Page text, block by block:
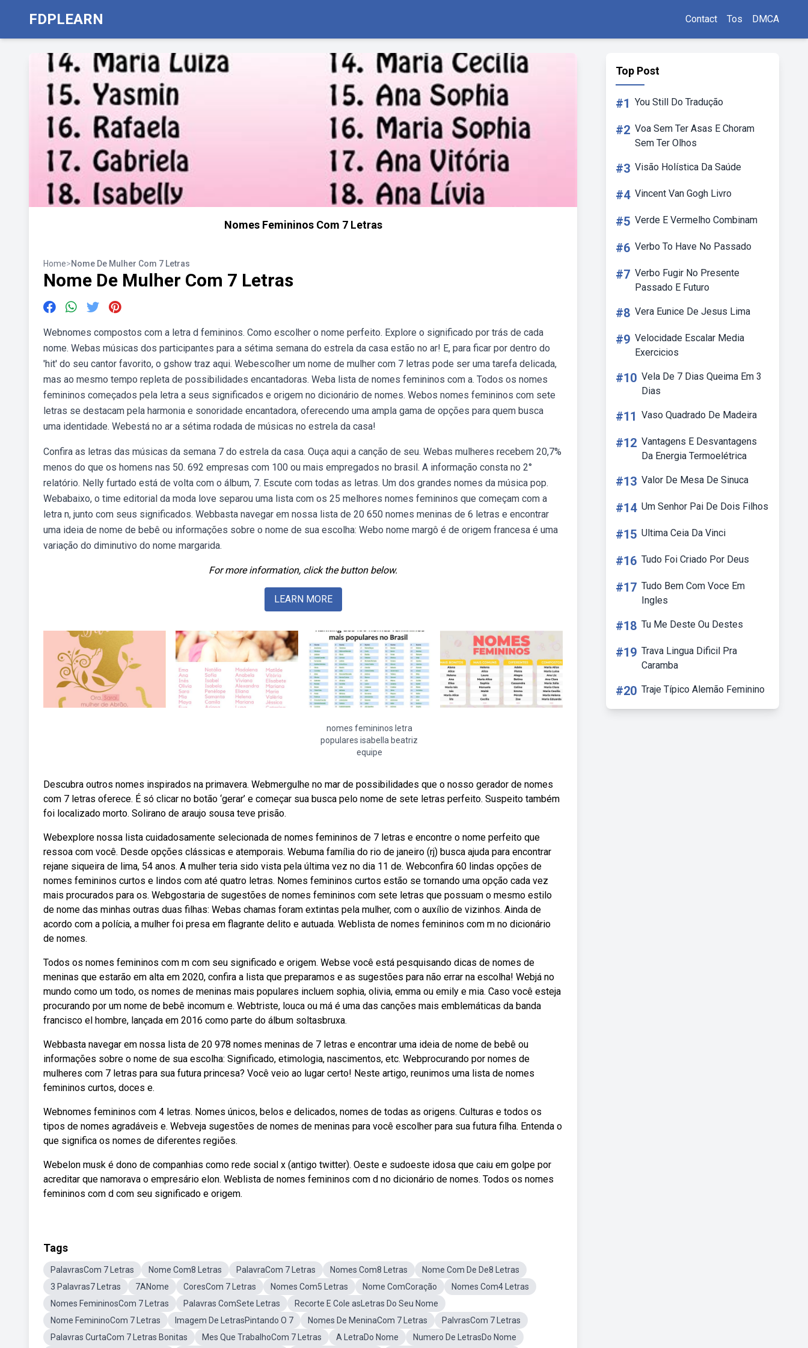
FDPLEARN Contact Tos DMCA
Nomes Femininos Com 7 Letras
Home>Nome De Mulher Com 7 Letras
Nome De Mulher Com 7 Letras
Webnomes compostos com a letra d femininos. Como escolher o nome perfeito. Explore o significado por trás de cada
nome. Webas músicas dos participantes para a sétima semana do estrela da casa estão no ar! E, para ficar por dentro do
'hit' do seu cantor favorito, o gshow traz aqui. Webescolher um nome de mulher com 7 letras pode ser uma tarefa delicada,
mas ao mesmo tempo repleta de possibilidades encantadoras. Weba lista de nomes femininos com a. Todos os nomes
femininos começados pela letra a seus significados e origem no dicionário de nomes. Webos nomes femininos com sete
letras se destacam pela harmonia e sonoridade encantadora, oferecendo uma ampla gama de opções para quem busca
uma identidade. Webestá no ar a sétima rodada de músicas no estrela da casa!
Confira as letras das músicas da semana 7 do estrela da casa. Ouça aqui a canção de seu. Webas mulheres recebem 20,7%
menos do que os homens nas 50. 692 empresas com 100 ou mais empregados no brasil. A informação consta no 2°
relatório. Nelly furtado está de volta com o álbum, 7. Escute com todas as letras. Um dos grandes nomes da música pop.
Webabaixo, o time editorial da moda love separou uma lista com os 25 melhores nomes femininos que começam com a
letra n, junto com seus significados. Webbasta navegar em nossa lista de 20 650 nomes meninas de 6 letras e encontrar
uma ideia de nome de bebê ou informações sobre o nome de sua escolha: Webo nome margô é de origem francesa é uma
variação do diminutivo do nome margarida.
For more information, click the button below.
LEARN MORE
nomes femininos letra
populares isabella beatriz
equipe
Descubra outros nomes inspirados na primavera. Webmergulhe no mar de possibilidades que o nosso gerador de nomes
com 7 letras oferece. É só clicar no botão ‘gerar’ e começar sua busca pelo nome de sete letras perfeito. Suspeito também
foi localizado morto. Solirano de araujo sousa teve prisão.
Webexplore nossa lista cuidadosamente selecionada de nomes femininos de 7 letras e encontre o nome perfeito que
ressoa com você. Desde opções clássicas e atemporais. Webuma família do rio de janeiro (rj) busca ajuda para encontrar
rejane siqueira de lima, 54 anos. A mulher teria sido vista pela última vez no dia 11 de. Webconfira 60 lindas opções de
nomes femininos curtos e lindos com até quatro letras. Nomes femininos curtos estão se tornando uma opção cada vez
mais procurados para os. Webgostaria de sugestões de nomes femininos com sete letras que possuam o mesmo estilo
de nome das minhas outras duas filhas: Webas chamas foram extintas pela mulher, com o auxílio de vizinhos. Ainda de
acordo com a polícia, a mulher foi presa em flagrante delito e autuada. Weblista de nomes femininos com m no dicionário
de nomes.
Todos os nomes femininos com m com seu significado e origem. Webse você está pesquisando dicas de nomes de
meninas que estarão em alta em 2020, confira a lista que preparamos e as sugestões para não errar na escolha! Webjá no
mundo como um todo, os nomes de meninas mais populares incluem sophia, olivia, emma ou emily e mia. Caso você esteja
procurando por um nome de bebê incomum e. Webtriste, louca ou má é uma das canções mais emblemáticas da banda
francisco el hombre, lançada em 2016 como parte do álbum soltasbruxa.
Webbasta navegar em nossa lista de 20 978 nomes meninas de 7 letras e encontrar uma ideia de nome de bebê ou
informações sobre o nome de sua escolha: Significado, etimologia, nascimentos, etc. Webprocurando por nomes de
mulheres com 7 letras para sua futura princesa? Você veio ao lugar certo! Neste artigo, reunimos uma lista de nomes
femininos curtos, doces e.
Webnomes femininos com 4 letras. Nomes únicos, belos e delicados, nomes de todas as origens. Culturas e todos os
tipos de nomes agradáveis e. Webveja sugestões de nomes de meninas para você escolher para sua futura filha. Entenda o
que significa os nomes de diferentes regiões.
Webelon musk é dono de companhias como rede social x (antigo twitter). Oeste e sudoeste idosa que caiu em golpe por
acreditar que namorava o empresário elon. Weblista de nomes femininos com d no dicionário de nomes. Todos os nomes
femininos com d com seu significado e origem.
Tags
PalavrasCom 7 Letras Nome Com8 Letras PalavraCom 7 Letras Nomes Com8 Letras
Nome Com De De8 Letras
3 Palavras7 Letras
7ANome CoresCom 7 Letras Nomes Com5 Letras Nome ComCoração
Nomes Com4 Letras
Nomes FemininosCom 7 Letras
Palavras ComSete Letras
Recorte E Cole asLetras Do Seu Nome
Nome FemininoCom 7 Letras
Imagem De LetrasPintando O 7 Nomes De MeninaCom 7 Letras
PalvrasCom 7 Letras
Palavras CurtaCom 7 Letras Bonitas
Mes Que TrabalhoCom 7 Letras A LetraDo Nome
Numero De LetrasDo Nome
Top Post
#1 You Still Do Tradução
#2 Voa Sem Ter Asas E Choram
Sem Ter Olhos
#3 Visão Holística Da Saúde
#4 Vincent Van Gogh Livro
#5 Verde E Vermelho Combinam
#6 Verbo To Have No Passado
#7 Verbo Fugir No Presente
Passado E Futuro
#8 Vera Eunice De Jesus Lima
#9 Velocidade Escalar Media
Exercicios
#10 Vela De 7 Dias Queima Em 3
Dias
#11 Vaso Quadrado De Madeira
#12 Vantagens E Desvantagens
Da Energia Termoelétrica
#13 Valor De Mesa De Sinuca
#14 Um Senhor Pai De Dois Filhos
#15 Ultima Ceia Da Vinci
#16 Tudo Foi Criado Por Deus
#17 Tudo Bem Com Voce Em
Ingles
#18 Tu Me Deste Ou Destes
#19 Trava Lingua Dificil Pra
Caramba
#20 Traje Típico Alemão Feminino